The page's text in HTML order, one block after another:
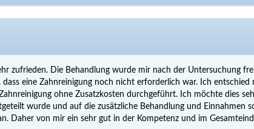
zufrieden. Die Behandlung wurde mir nach der Untersuchung
eine Zahnreinigung noch nicht erforderlich war. Ich entschied
ohne Zusatzkosten durchgeführt. Ich möchte dies
wurde und auf die zusätzliche Behandlung und Einnahmen
Daher von mir ein sehr gut in der Kompetenz und im